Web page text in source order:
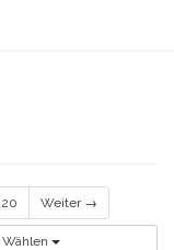
20 Weiter →
Wählen